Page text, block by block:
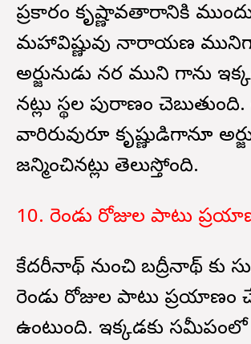
ప్రకారం కృష్ణావతారానికి
మహావిష్ణువు నారాయణ
అర్జునుడు నర ముని గాను
నట్లు స్థల పురాణం
వారిరువురూ కృష్ణుడిగానూ
జన్మించినట్లు తెలుస్తోంది.
10. రెండు రోజుల పాటు
కేదరీనాథ్ నుంచి బద్రీనాథ్ కు
రెండు రోజుల పాటు
ఉంటుంది. ఇక్కడకు